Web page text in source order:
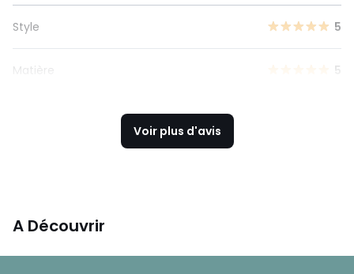
Style 5
Matière 5
Voir plus d'avis
A Découvrir